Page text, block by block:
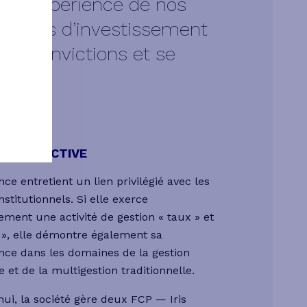
d’investissement
convictions et se
COLLECTIVE
entretient un lien privilégié avec les
Si elle exerce
une activité de gestion « taux » et
elle démontre également sa
dans les domaines de la gestion
et de la multigestion traditionnelle.
la société gère deux FCP — Iris